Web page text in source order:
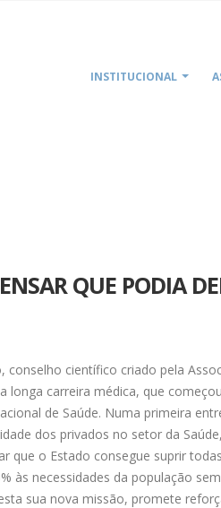
INSTITUCIONAL
QUE PODIA
científico criado pela
carreira médica, que
de Saúde. Numa primeira
dos privados no setor da
que o Estado consegue suprir
às necessidades da população
sua nova missão, promete